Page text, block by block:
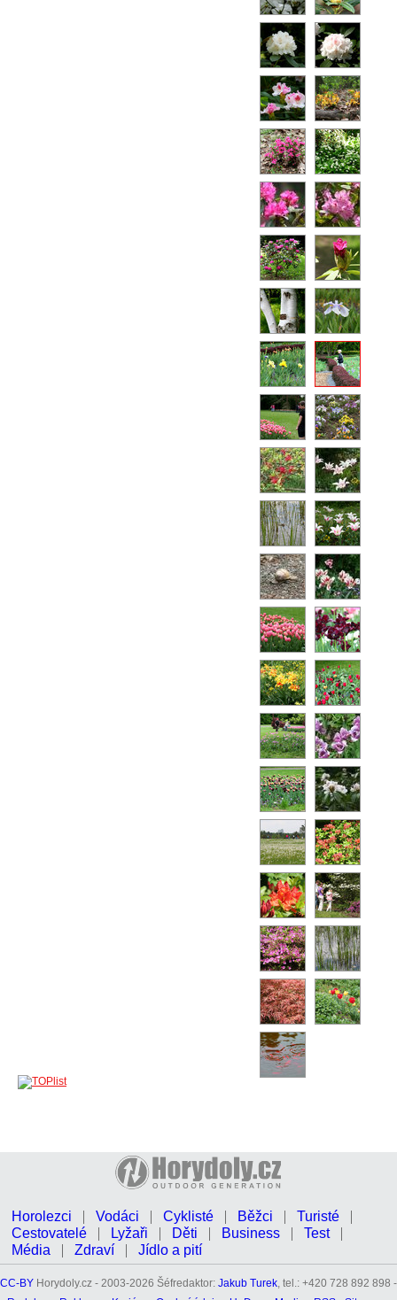
Horolezci Vodáci Cyklisté Běžci
Turisté
Cestovatelé
Lyžaři Děti Business
Test
Média
Zdraví Jídlo a pití
CC-BY Horydoly.cz - 2003-2026 Šéfredaktor: Jakub Turek, tel.: +420 728 892 898 -